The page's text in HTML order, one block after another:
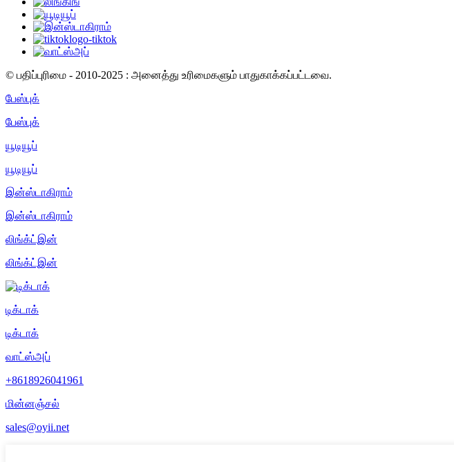
© பதிப்புரிமை - 2010-2025 : அனைத்து உரிமைகளும் பாதுகாக்கப்பட்டவை.
பேஸ்புக்
பேஸ்புக்
யூடியூப்
யூடியூப்
இன்ஸ்டாகிராம்
இன்ஸ்டாகிராம்
லிங்க்ட்இன்
லிங்க்ட்இன்
டிக்டாக்
டிக்டாக்
வாட்ஸ்அப்
+8618926041961
மின்னஞ்சல்
sales@oyii.net